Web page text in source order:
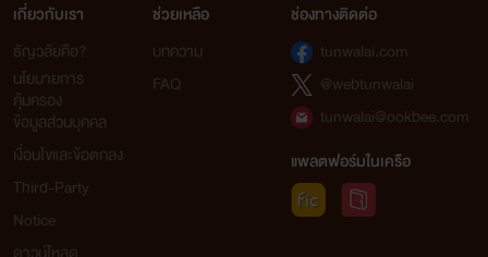
เกี่ยวกับเรา
ธัญวลัยคือ?
นโยบายการ
คุ้มครอง
ข้อมูลส่วนบุคคล
เงื่อนไขและข้อตกลง
Third-Party
Notice
ช่วยเหลือ
บทความ
FAQ
ช่องทางติดต่อ
tunwalai.com
@webtunwalai
tunwalai@ookbee.com
แพลตฟอร์มในเครือ